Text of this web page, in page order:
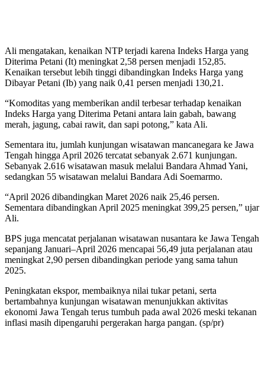
Ali mengatakan, kenaikan NTP terjadi karena Indeks Harga yang
Diterima Petani (It) meningkat 2,58 persen menjadi 152,85.
Kenaikan tersebut lebih tinggi dibandingkan Indeks Harga yang
Dibayar Petani (Ib) yang naik 0,41 persen menjadi 130,21.
“Komoditas yang memberikan andil terbesar terhadap kenaikan
Indeks Harga yang Diterima Petani antara lain gabah, bawang
merah, jagung, cabai rawit, dan sapi potong,” kata Ali.
Sementara itu, jumlah kunjungan wisatawan mancanegara ke Jawa
Tengah hingga April 2026 tercatat sebanyak 2.671 kunjungan.
Sebanyak 2.616 wisatawan masuk melalui Bandara Ahmad Yani,
sedangkan 55 wisatawan melalui Bandara Adi Soemarmo.
“April 2026 dibandingkan Maret 2026 naik 25,46 persen.
Sementara dibandingkan April 2025 meningkat 399,25 persen,” ujar
Ali.
BPS juga mencatat perjalanan wisatawan nusantara ke Jawa Tengah
sepanjang Januari–April 2026 mencapai 56,49 juta perjalanan atau
meningkat 2,90 persen dibandingkan periode yang sama tahun
2025.
Peningkatan ekspor, membaiknya nilai tukar petani, serta
bertambahnya kunjungan wisatawan menunjukkan aktivitas
ekonomi Jawa Tengah terus tumbuh pada awal 2026 meski tekanan
inflasi masih dipengaruhi pergerakan harga pangan. (sp/pr)